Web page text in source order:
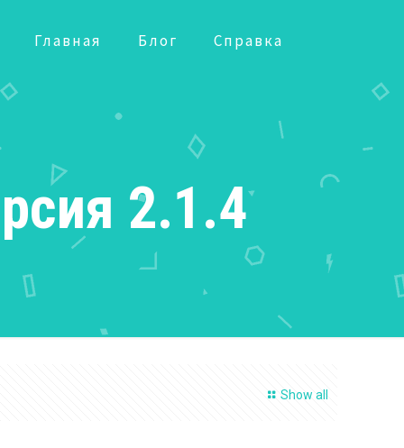
Главная Блог Справка
2.1.4
Show all